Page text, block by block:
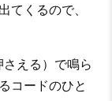
てくるので、
える）で鳴ら
コードのひと